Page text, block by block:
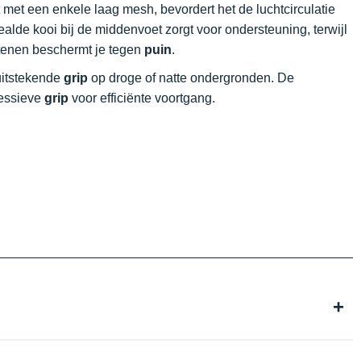
met een enkele laag mesh, bevordert het de luchtcirculatie
kooi bij de middenvoet zorgt voor ondersteuning, terwijl
beschermt je tegen puin.
grip op droge of natte ondergronden. De
grip voor efficiënte voortgang.